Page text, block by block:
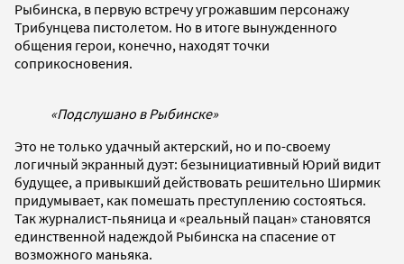
Рыбинска, в первую встречу угрожавшим персонажу
Трибунцева пистолетом. Но в итоге вынужденного
общения герои, конечно, находят точки
соприкосновения.
«Подслушано в Рыбинске»
Это не только удачный актерский, но и по-своему
логичный экранный дуэт: безынициативный Юрий видит
будущее, а привыкший действовать решительно Ширмик
придумывает, как помешать преступлению состояться.
Так журналист-пьяница и «реальный пацан» становятся
единственной надеждой Рыбинска на спасение от
возможного маньяка.